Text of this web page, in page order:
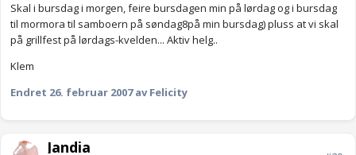
Skal i bursdag i morgen, feire bursdagen min på lørdag og i bursdag
til mormora til samboern på søndag8på min bursdag) pluss at vi skal
på grillfest på lørdags-kvelden... Aktiv helg..
Klem
Endret 26. februar 2007av Felicity
Jandia